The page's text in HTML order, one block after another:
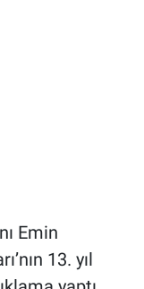
Emin
13. yıl